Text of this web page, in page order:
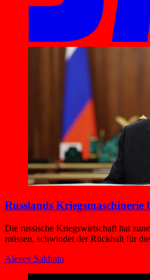
Russlands Kriegsmaschinerie
Die russische Kriegswirtschaft hat
müssen, schwindet der Rückhalt für
Alexey Sakhnin